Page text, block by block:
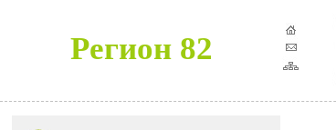
Регион 82